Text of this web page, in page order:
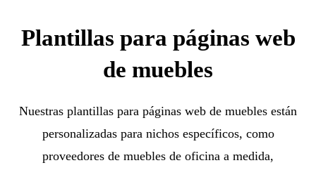
Plantillas para páginas web
de muebles
Nuestras plantillas para páginas web de muebles están
personalizadas para nichos específicos, como
proveedores de muebles de oficina a medida,